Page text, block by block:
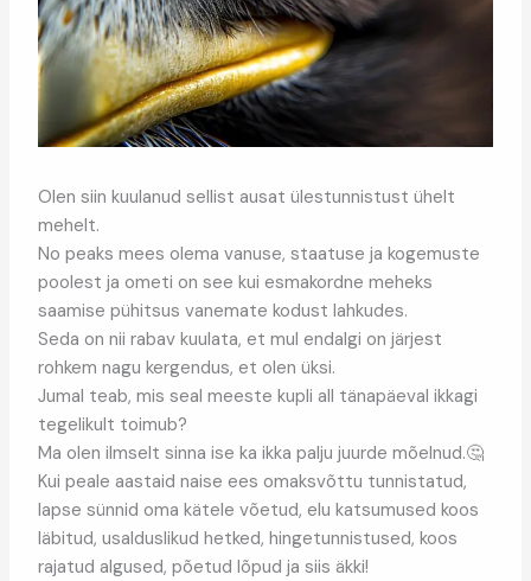
Olen siin kuulanud sellist ausat ülestunnistust ühelt
mehelt.
No peaks mees olema vanuse, staatuse ja kogemuste
poolest ja ometi on see kui esmakordne meheks
saamise pühitsus vanemate kodust lahkudes.
Seda on nii rabav kuulata, et mul endalgi on järjest
rohkem nagu kergendus, et olen üksi.
Jumal teab, mis seal meeste kupli all tänapäeval ikkagi
tegelikult toimub?
Ma olen ilmselt sinna ise ka ikka palju juurde mõelnud.🤔
Kui peale aastaid naise ees omaksvõttu tunnistatud,
lapse sünnid oma kätele võetud, elu katsumused koos
läbitud, usalduslikud hetked, hingetunnistused, koos
rajatud algused, põetud lõpud ja siis äkki!